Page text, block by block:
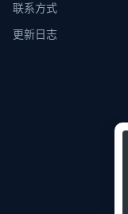
联系方式
更新日志